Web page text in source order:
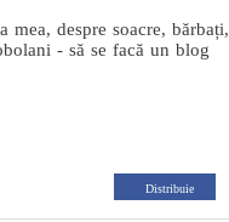
mea, despre soacre, bărbați,
- să se facă un blog
Distribuie